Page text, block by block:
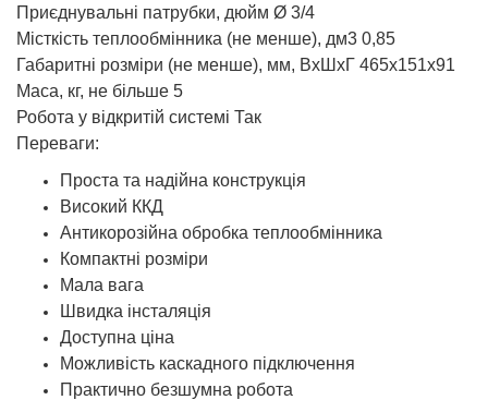
Приєднувальні патрубки, дюйм Ø 3/4
Місткість теплообмінника (не менше), дм3 0,85
Габаритні розміри (не менше), мм, ВхШхГ 465x151x91
Маса, кг, не більше 5
Робота у відкритій системі Так
Переваги:
Проста та надійна конструкція
Високий ККД
Антикорозійна обробка теплообмінника
Компактні розміри
Мала вага
Швидка інсталяція
Доступна ціна
Можливість каскадного підключення
Практично безшумна робота